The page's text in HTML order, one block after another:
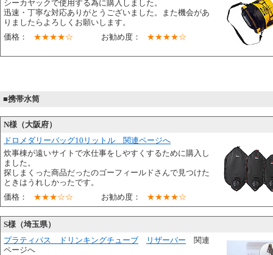
シーカヤックで使用する為に購入しました。
迅速・丁寧な対応ありがとうございました。また機会があ
りましたらよろしくお願いします。
価格：
★★★★☆ お勧め度： ★★★★☆
■携帯水筒
N様（大阪府）
ドロメダリーバッグ10リットル 関連ページへ
炊事棟が遠いサイトで水仕事をしやすくするために購入し
ました。
探しまくった商品だったのゴーフィールドさんで見つけた
ときはうれしかったです。
価格：
★★★☆☆ お勧め度： ★★★★☆
S様（埼玉県）
プラティパス ドリンキングチューブ
リザーバー 関連
ページへ